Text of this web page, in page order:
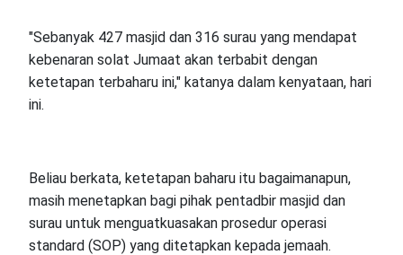
"Sebanyak 427 masjid dan 316 surau yang mendapat
kebenaran solat Jumaat akan terbabit dengan
ketetapan terbaharu ini," katanya dalam kenyataan, hari
ini.
Beliau berkata, ketetapan baharu itu bagaimanapun,
masih menetapkan bagi pihak pentadbir masjid dan
surau untuk menguatkuasakan prosedur operasi
standard (SOP) yang ditetapkan kepada jemaah.